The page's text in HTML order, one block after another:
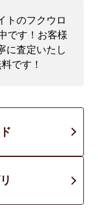
トのフクウロ
です！ お客様
に査定いたし
です！